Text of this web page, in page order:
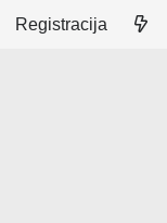
Registracija